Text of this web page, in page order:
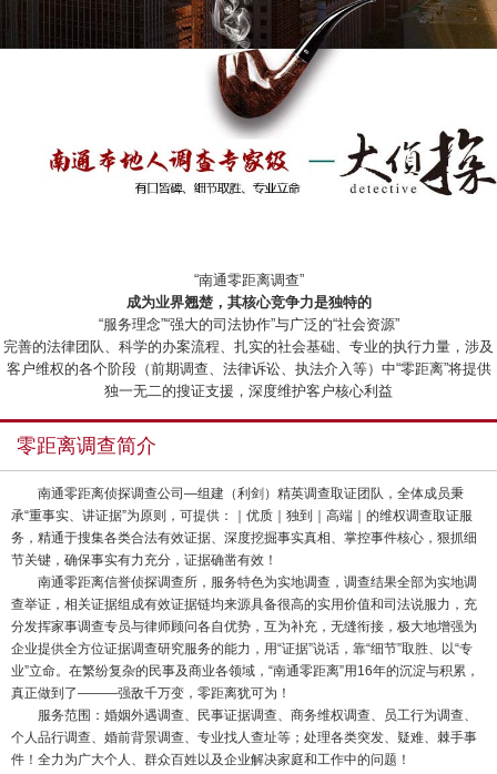
“南通零距离调查”
成为业界翘楚，其核心竞争力是独特的
“服务理念”“强大的司法协作”与广泛的“社会资源”
完善的法律团队、科学的办案流程、扎实的社会基础、专业的执行力量，涉及
客户维权的各个阶段（前期调查、法律诉讼、执法介入等）中“零距离”将提供
独一无二的搜证支援，深度维护客户核心利益
零距离调查简介
南通零距离侦探调查公司—组建（利剑）精英调查取证团队，全体成员秉
承“重事实、讲证据”为原则，可提供：｜优质｜独到｜高端｜的维权调查取证服
务，精通于搜集各类合法有效证据、深度挖掘事实真相、掌控事件核心，狠抓细
节关键，确保事实有力充分，证据确凿有效！
南通零距离信誉侦探调查所，服务特色为实地调查，调查结果全部为实地调
查举证，相关证据组成有效证据链均来源具备很高的实用价值和司法说服力，充
分发挥家事调查专员与律师顾问各自优势，互为补充，无缝衔接，极大地增强为
企业提供全方位证据调查研究服务的能力，用“证据”说话，靠“细节”取胜、以“专
业”立命。在繁纷复杂的民事及商业各领域，“南通零距离”用16年的沉淀与积累，
真正做到了———强敌千万变，零距离犹可为！
服务范围：婚姻外遇调查、民事证据调查、商务维权调查、员工行为调查、
个人品行调查、婚前背景调查、专业找人查址等；处理各类突发、疑难、棘手事
件！全力为广大个人、群众百姓以及企业解决家庭和工作中的问题！